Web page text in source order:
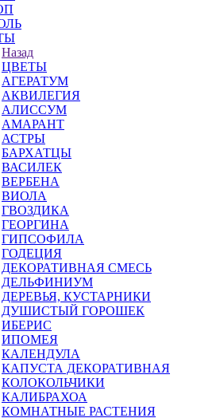
Назад
ЦВЕТЫ
АГЕРАТУМ
АКВИЛЕГИЯ
АЛИССУМ
АМАРАНТ
АСТРЫ
БАРХАТЦЫ
ВАСИЛЕК
ВЕРБЕНА
ВИОЛА
ГВОЗДИКА
ГЕОРГИНА
ГИПСОФИЛА
ГОДЕЦИЯ
ДЕКОРАТИВНАЯ СМЕСЬ
ДЕЛЬФИНИУМ
ДЕРЕВЬЯ, КУСТАРНИКИ
ДУШИСТЫЙ ГОРОШЕК
ИБЕРИС
ИПОМЕЯ
КАЛЕНДУЛА
КАПУСТА ДЕКОРАТИВНАЯ
КОЛОКОЛЬЧИКИ
КАЛИБРАХОА
КОМНАТНЫЕ РАСТЕНИЯ